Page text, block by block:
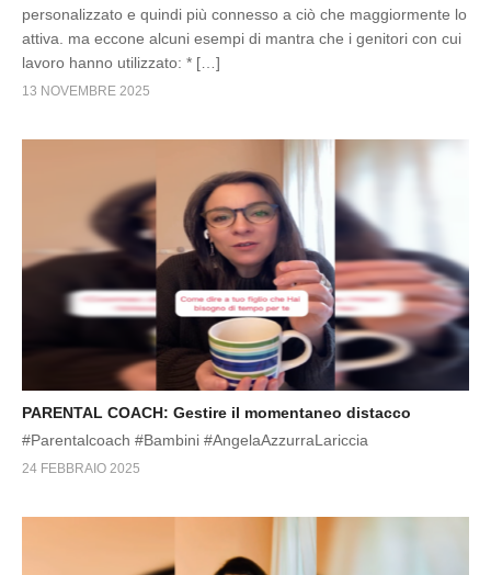
personalizzato e quindi più connesso a ciò che maggiormente lo
attiva. ma eccone alcuni esempi di mantra che i genitori con cui
lavoro hanno utilizzato: * […]
13 NOVEMBRE 2025
PARENTAL COACH: Gestire il momentaneo distacco
#Parentalcoach #Bambini #AngelaAzzurraLariccia
24 FEBBRAIO 2025